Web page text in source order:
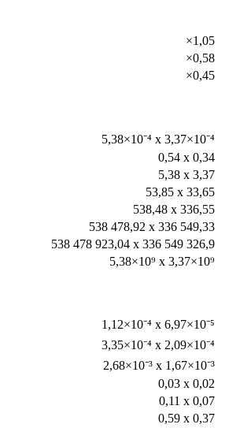
×1,05
×0,58
×0,45
5,38×10⁻⁴ x 3,37×10⁻⁴
0,54 x 0,34
5,38 x 3,37
53,85 x 33,65
538,48 x 336,55
538 478,92 x 336 549,33
538 478 923,04 x 336 549 326,9
5,38×10⁹ x 3,37×10⁹
1,12×10⁻⁴ x 6,97×10⁻⁵
3,35×10⁻⁴ x 2,09×10⁻⁴
2,68×10⁻³ x 1,67×10⁻³
0,03 x 0,02
0,11 x 0,07
0,59 x 0,37